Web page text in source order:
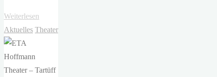
Weiterlesen
Hoffmann
Die
Aktuelles Theater